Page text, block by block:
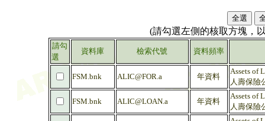
(請勾選左側的核取方塊，
請勾
選
資料庫 檢索代號 資料頻率
FSM.bnk ALIC@FOR.a 年資料
Assets of
人壽保險
FSM.bnk ALIC@LOAN.a 年資料
Assets of
人壽保險